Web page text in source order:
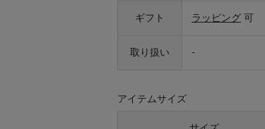
ギフト ラッピング 可
取り扱い -
アイテムサイズ